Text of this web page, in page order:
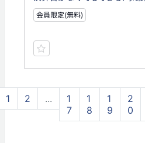
会員限定(無料)
1 2 ...
1
7
1
8
1
9
2
0